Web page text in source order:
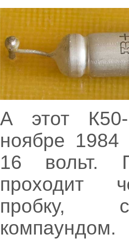
А этот К50-
ноябре
16 вольт.
проходит
пробку,
компаундом.